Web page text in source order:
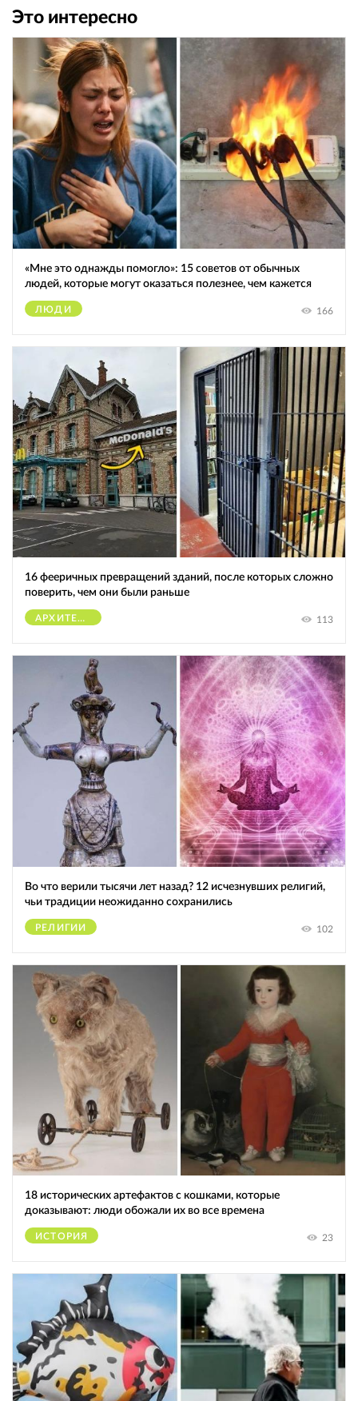
Это интересно
«Мне это однажды помогло»: 15 советов от обычных
людей, которые могут оказаться полезнее, чем кажется
ЛЮДИ 166
16 фееричных превращений зданий, после которых сложно
поверить, чем они были раньше
АРХИТЕКТУРА 113
Во что верили тысячи лет назад? 12 исчезнувших религий,
чьи традиции неожиданно сохранились
РЕЛИГИИ 102
18 исторических артефактов с кошками, которые
доказывают: люди обожали их во все времена
ИСТОРИЯ 23